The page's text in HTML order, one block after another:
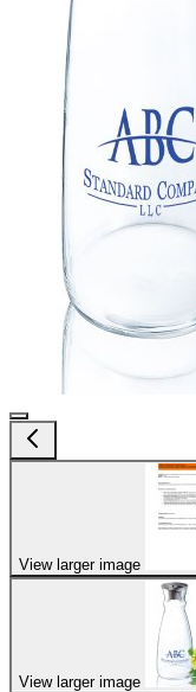
View larger image
View larger image